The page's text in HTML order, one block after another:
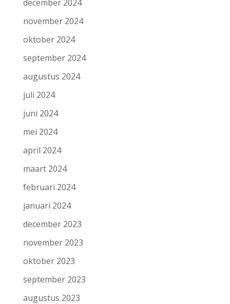
december 2024
november 2024
oktober 2024
september 2024
augustus 2024
juli 2024
juni 2024
mei 2024
april 2024
maart 2024
februari 2024
januari 2024
december 2023
november 2023
oktober 2023
september 2023
augustus 2023